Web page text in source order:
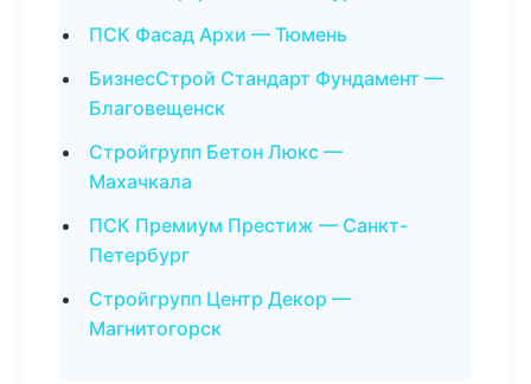
ПСК Фасад Архи — Тюмень
БизнесСтрой Стандарт Фундамент —
Благовещенск
Стройгрупп Бетон Люкс —
Махачкала
ПСК Премиум Престиж — Санкт-
Петербург
Стройгрупп Центр Декор —
Магнитогорск